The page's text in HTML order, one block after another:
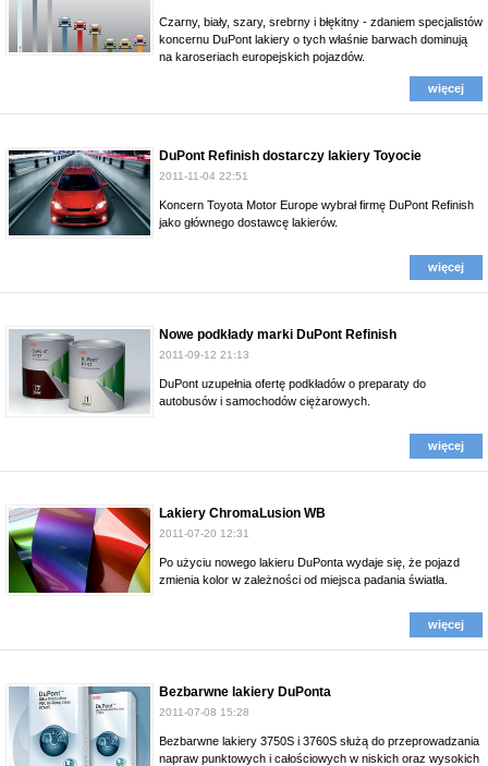
Czarny, biały, szary, srebrny i błękitny - zdaniem specjalistów
koncernu DuPont lakiery o tych właśnie barwach dominują
na karoseriach europejskich pojazdów.
więcej
DuPont Refinish dostarczy lakiery Toyocie
2011-11-04 22:51
Koncern Toyota Motor Europe wybrał firmę DuPont Refinish
jako głównego dostawcę lakierów.
więcej
Nowe podkłady marki DuPont Refinish
2011-09-12 21:13
DuPont uzupełnia ofertę podkładów o preparaty do
autobusów i samochodów ciężarowych.
więcej
Lakiery ChromaLusion WB
2011-07-20 12:31
Po użyciu nowego lakieru DuPonta wydaje się, że pojazd
zmienia kolor w zależności od miejsca padania światła.
więcej
Bezbarwne lakiery DuPonta
2011-07-08 15:28
Bezbarwne lakiery 3750S i 3760S służą do przeprowadzania
napraw punktowych i całościowych w niskich oraz wysokich